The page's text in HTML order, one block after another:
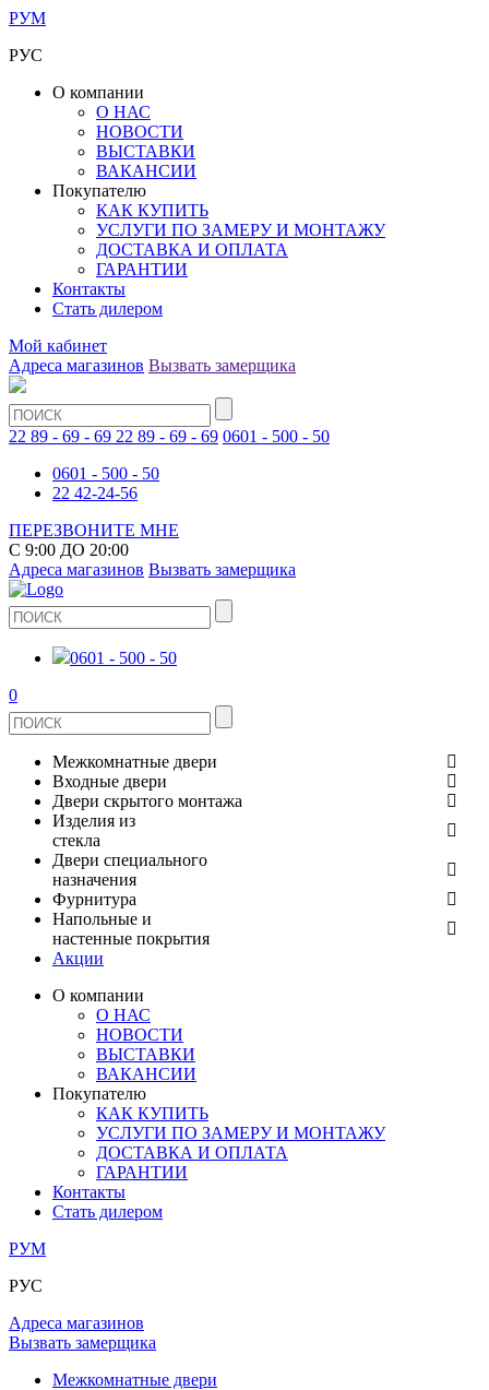
РУМ
РУС
О компании
О НАС
НОВОСТИ
ВЫСТАВКИ
ВАКАНСИИ
Покупателю
КАК КУПИТЬ
УСЛУГИ ПО ЗАМЕРУ И МОНТАЖУ
ДОСТАВКА И ОПЛАТА
ГАРАНТИИ
Контакты
Стать дилером
Мой кабинет
Адреса магазинов Вызвать замерщика
22 89 - 69 - 69 22 89 - 69 - 69 0601 - 500 - 50
0601 - 500 - 50
22 42-24-56
ПЕРЕЗВОНИТЕ МНЕ
С 9:00 ДО 20:00
Адреса магазинов Вызвать замерщика
0601 - 500 - 50
0
Межкомнатные двери
ШПОНИРОВАНЫЕ
ЭКОШПОН
ИЗ МАССИВА СОСНЫ
РАСПРОДАЖА ОСТАТКОВ
ВСЕ ДВЕРИ
Входные двери
МЕТАЛЛИЧЕСКИЕ ДВЕРИ
В КВАРТИРУ
ДЛЯ ДОМА
Двери скрытого монтажа
СТЕКЛЯННЫЕ
ЗЕРКАЛЬНЫЕ
Изделия из
стекла
ДВЕРИ
ДУШЕВЫЕ КАБИНЫ И ПЕРЕГОРОДКИ
ОГРАЖДЕНИЯ И СТУПЕНИ
РАЗДВИЖНЫЕ ПЕРЕГОРОДКИ
Двери специального
назначения
ПРОТИВОПОЖАРНЫЕ
Фурнитура
ДВЕРНЫЕ РУЧКИ
КОМПЛЕКТУЮЩИЕ
ОГРАНИЧИТЕЛИ
ПЕТЛИ
РАЗДВИЖНАЯ СИСТЕМА
Напольные и
настенные покрытия
СТЕНОВЫЕ ПАНЕЛИ
Акции
О компании
О НАС
НОВОСТИ
ВЫСТАВКИ
ВАКАНСИИ
Покупателю
КАК КУПИТЬ
УСЛУГИ ПО ЗАМЕРУ И МОНТАЖУ
ДОСТАВКА И ОПЛАТА
ГАРАНТИИ
Контакты
Стать дилером
РУМ
РУС
Адреса магазинов
Вызвать замерщика
Межкомнатные двери